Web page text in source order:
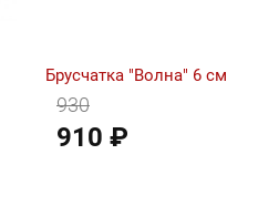
Брусчатка "Волна" 6 см
910 ₽
930